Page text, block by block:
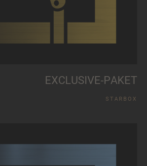
EXCLUSIVE-PAKET
S T A R B O X